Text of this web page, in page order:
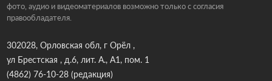
фото, аудио и видеоматериалов возможно только с согласия
правообладателя.
302028, Орловская обл, г Орёл ,
ул Брестская , д.6, лит. А., А1, пом. 1
(4862) 76-10-28(редакция)